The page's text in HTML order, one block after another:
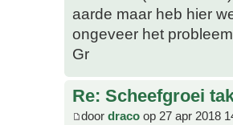
aarde maar heb hier
ongeveer het
Gr
Re: Scheefgroei
door draco op 27 apr 2018